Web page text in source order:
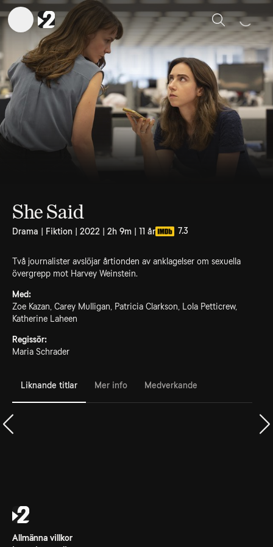
Sök
She Said
Drama | Fiktion | 2022 | 2h 9m | 11 år 7.3
Två journalister avslöjar årtionden av anklagelser om sexuella
övergrepp mot Harvey Weinstein.
Med:
Zoe Kazan, Carey Mulligan, Patricia Clarkson, Lola Petticrew,
Katherine Laheen
Regissör:
Maria Schrader
Liknande titlar Mer info Medverkande
Allmänna villkor